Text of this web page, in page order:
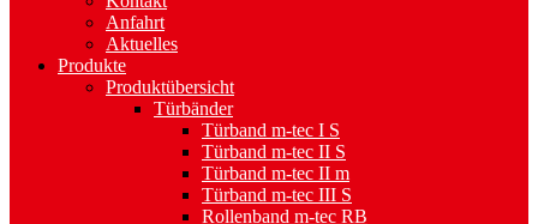
Anfahrt
Aktuelles
Produkte
Produktübersicht
Türbänder
Türband m-tec I S
Türband m-tec II S
Türband m-tec II m
Türband m-tec III S
Rollenband m-tec RB